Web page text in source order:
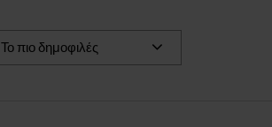
Το πιο δημοφιλές